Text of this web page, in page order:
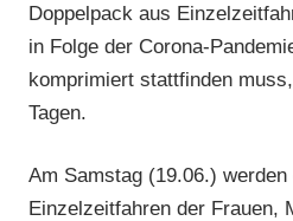
Doppelpack aus
in Folge der Corona-
komprimiert stattfinden
Tagen.
Am Samstag (19.06.) werden
Einzelzeitfahren der Frauen,